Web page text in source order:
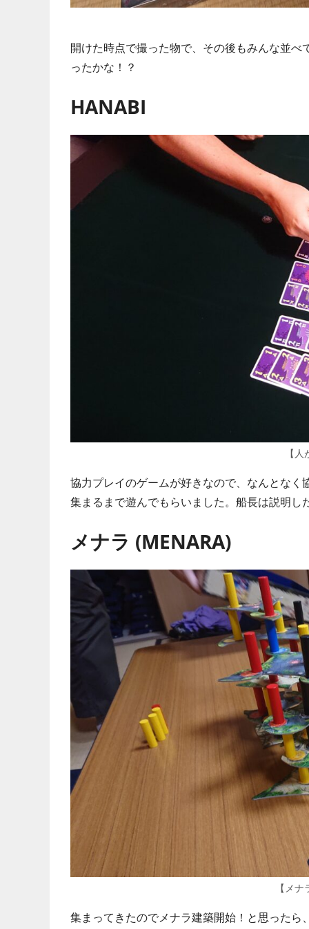
開けた時点で撮った物で、その後もみんな並
ったかな！？
HANABI
【
協力プレイのゲームが好きなので、なんとな
集まるまで遊んでもらいました。船長は説明し
メナラ (MENARA)
【メ
集まってきたのでメナラ建築開始！と思った